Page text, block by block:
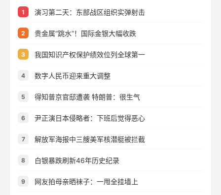
1 演习第二天：东部战区组织实弹射击
2 贵金属“跳水”！国际金银大幅收跌
3 我国知识产权保护绩效位列全球第一
4 数字人民币迎来重大调整
5 得知普京官邸遭袭 特朗普：很生气
6 尹正演日本侵略者：下班后觉得恶心
7 解放军海报中三艘美军核潜艇被拦截
8 白银暴跌刷新46年历史纪录
9 网友拍母亲晒袜子：一甩全挂墙上